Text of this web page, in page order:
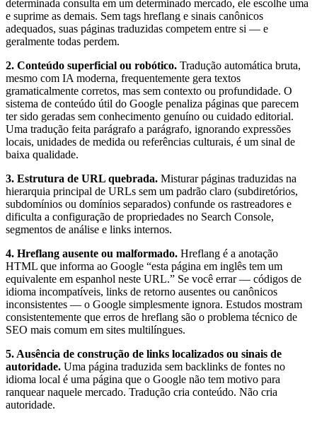
determinada consulta em um determinado mercado, ele escolhe uma
e suprime as demais. Sem tags hreflang e sinais canônicos
adequados, suas páginas traduzidas competem entre si — e
geralmente todas perdem.
2. Conteúdo superficial ou robótico. Tradução automática bruta,
mesmo com IA moderna, frequentemente gera textos
gramaticalmente corretos, mas sem contexto ou profundidade. O
sistema de conteúdo útil do Google penaliza páginas que parecem
ter sido geradas sem conhecimento genuíno ou cuidado editorial.
Uma tradução feita parágrafo a parágrafo, ignorando expressões
locais, unidades de medida ou referências culturais, é um sinal de
baixa qualidade.
3. Estrutura de URL quebrada. Misturar páginas traduzidas na
hierarquia principal de URLs sem um padrão claro (subdiretórios,
subdomínios ou domínios separados) confunde os rastreadores e
dificulta a configuração de propriedades no Search Console,
segmentos de análise e links internos.
4. Hreflang ausente ou malformado. Hreflang é a anotação
HTML que informa ao Google “esta página em inglês tem um
equivalente em espanhol neste URL.” Se você errar — códigos de
idioma incompatíveis, links de retorno ausentes ou canônicos
inconsistentes — o Google simplesmente ignora. Estudos mostram
consistentemente que erros de hreflang são o problema técnico de
SEO mais comum em sites multilíngues.
5. Ausência de construção de links localizados ou sinais de
autoridade. Uma página traduzida sem backlinks de fontes no
idioma local é uma página que o Google não tem motivo para
ranquear naquele mercado. Tradução cria conteúdo. Não cria
autoridade.